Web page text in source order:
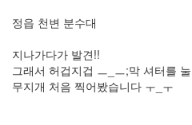
정읍 천변 분수대
지나가다가 발견!!
그래서 허겁지겁 ㅡ_ㅡ;막 셔터를
무지개 처음 찍어봤습니다 ㅜ_ㅜ
년
월
4
2009